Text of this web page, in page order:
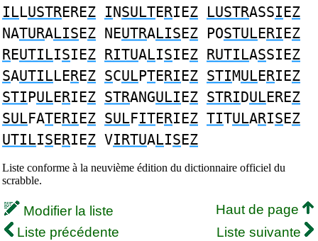
ILLUSTREREZ INSULTERIEZ LUSTRASSIEZ
NATURALISEZ NEUTRALISEZ POSTULERIEZ
REUTILISIEZ RITUALISIEZ RUTILASSIEZ
SAUTILLEREZ SCULPTERIEZ STIMULERIEZ
STIPULERIEZ STRANGULIEZ STRIDULEREZ
SULFATERIEZ SULFITERIEZ TITULARISEZ
UTILISERIEZ VIRTUALISEZ
Liste conforme à la neuvième édition du dictionnaire officiel du
scrabble.
Modifier la liste
Haut de page
Liste précédente
Liste suivante